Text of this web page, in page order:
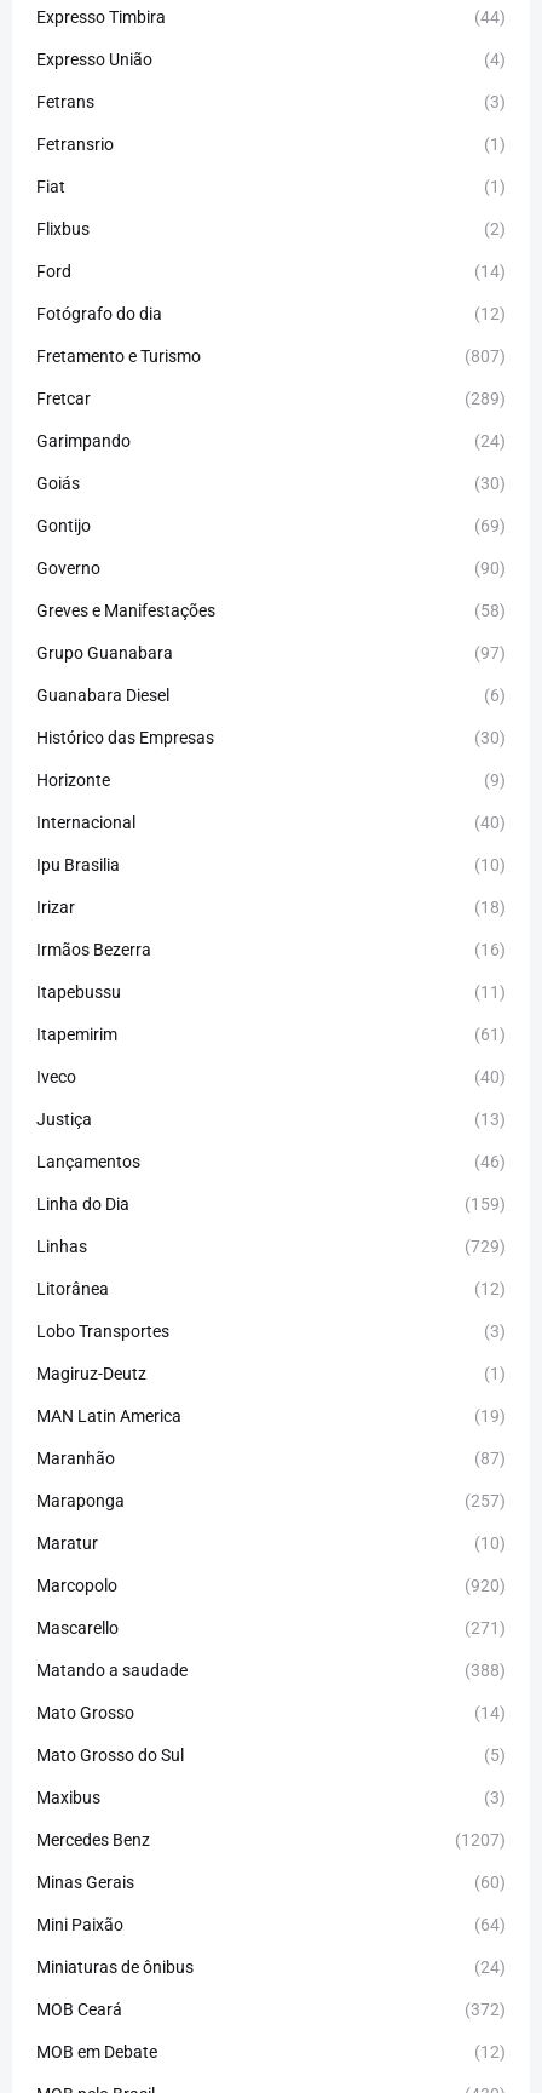
Expresso Timbira (44)
Expresso União (4)
Fetrans (3)
Fetransrio (1)
Fiat (1)
Flixbus (2)
Ford (14)
Fotógrafo do dia (12)
Fretamento e Turismo (807)
Fretcar (289)
Garimpando (24)
Goiás (30)
Gontijo (69)
Governo (90)
Greves e Manifestações (58)
Grupo Guanabara (97)
Guanabara Diesel (6)
Histórico das Empresas (30)
Horizonte (9)
Internacional (40)
Ipu Brasilia (10)
Irizar (18)
Irmãos Bezerra (16)
Itapebussu (11)
Itapemirim (61)
Iveco (40)
Justiça (13)
Lançamentos (46)
Linha do Dia (159)
Linhas (729)
Litorânea (12)
Lobo Transportes (3)
Magiruz-Deutz (1)
MAN Latin America (19)
Maranhão (87)
Maraponga (257)
Maratur (10)
Marcopolo (920)
Mascarello (271)
Matando a saudade (388)
Mato Grosso (14)
Mato Grosso do Sul (5)
Maxibus (3)
Mercedes Benz (1207)
Minas Gerais (60)
Mini Paixão (64)
Miniaturas de ônibus (24)
MOB Ceará (372)
MOB em Debate (12)